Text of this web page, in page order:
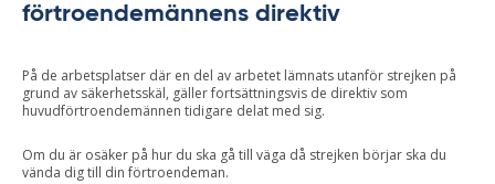
förtroendemännens direktiv
På de arbetsplatser där en del av arbetet lämnats utanför strejken på
grund av säkerhetsskäl, gäller fortsättningsvis de direktiv som
huvudförtroendemännen tidigare delat med sig.
Om du är osäker på hur du ska gå till väga då strejken börjar ska du
vända dig till din förtroendeman.